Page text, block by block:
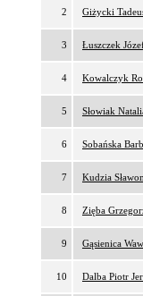
2 Giżycki
3 Łuszczek
4 Kowalczyk
5 Słowiak
6 Sobańska
7 Kudzia
8 Zięba
9 Gąsienica
10 Dalba Piotr